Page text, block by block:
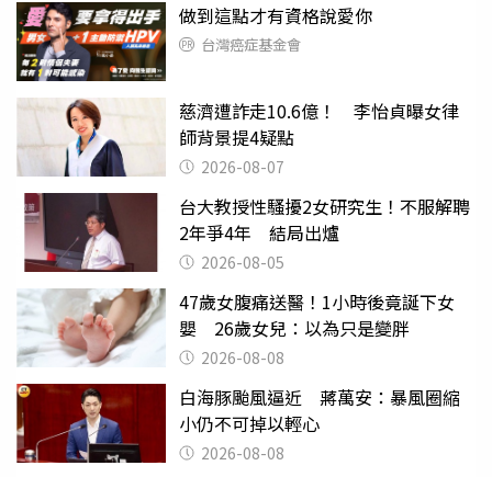
做到這點才有資格說愛你
台灣癌症基金會
慈濟遭詐走10.6億！ 李怡貞曝女律
師背景提4疑點
2026-08-07
台大教授性騷擾2女研究生！不服解聘
2年爭4年 結局出爐
2026-08-05
47歲女腹痛送醫！1小時後竟誕下女
嬰 26歲女兒：以為只是變胖
2026-08-08
白海豚颱風逼近 蔣萬安：暴風圈縮
小仍不可掉以輕心
2026-08-08